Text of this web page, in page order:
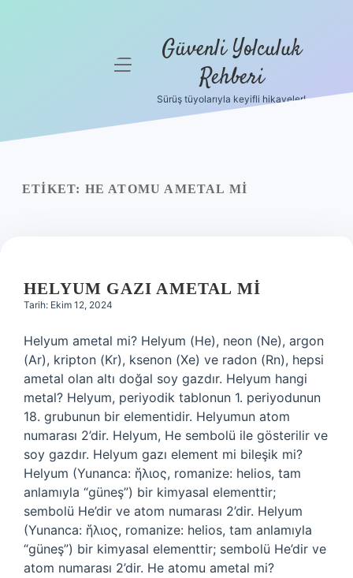
menüyü Güvenli Yolculuk
Rehberi
Sürüş tüyolarıyla keyifli hikayeler!
ETIKET: HE ATOMU AMETAL MI
HELYUM GAZI AMETAL MI
Tarih: Ekim 12, 2024
Helyum ametal mi? Helyum (He), neon (Ne), argon
(Ar), kripton (Kr), ksenon (Xe) ve radon (Rn), hepsi
ametal olan altı doğal soy gazdır. Helyum hangi
metal? Helyum, periyodik tablonun 1. periyodunun
18. grubunun bir elementidir. Helyumun atom
numarası 2’dir. Helyum, He sembolü ile gösterilir ve
soy gazdır. Helyum gazı element mi bileşik mi?
Helyum (Yunanca: ἥλιος, romanize: helios, tam
anlamıyla “güneş”) bir kimyasal elementtir;
sembolü He’dir ve atom numarası 2’dir. Helyum
(Yunanca: ἥλιος, romanize: helios, tam anlamıyla
“güneş”) bir kimyasal elementtir; sembolü He’dir ve
atom numarası 2’dir. He atomu ametal mi?